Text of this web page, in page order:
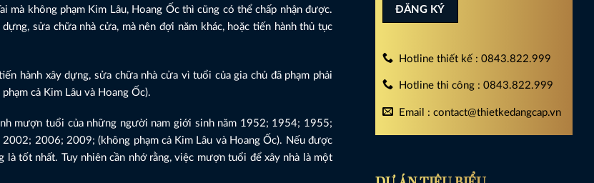
mà không phạm Kim Lâu, Hoang Ốc thì cũng có thể chấp nhận được.
sửa chữa nhà cửa, mà nên đợi năm khác, hoặc tiến hành thủ tục
hành xây dựng, sửa chữa nhà cửa vì tuổi của gia chủ đã phạm phải
cả Kim Lâu và Hoang Ốc).
mượn tuổi của những người nam giới sinh năm 1952; 1954; 1955;
2006; 2009; (không phạm cả Kim Lâu và Hoang Ốc). Nếu được
tốt nhất. Tuy nhiên cần nhớ rằng, việc mượn tuổi để xây nhà là một
Hotline thiết kế : 0843.822.999
Hotline thi công : 0843.822.999
Email : contact@thietkedangcap.vn